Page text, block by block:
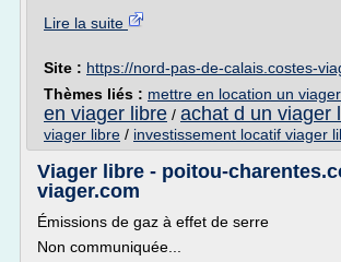
Lire la suite
Site : https://nord-pas-de-calais.costes-
Thèmes liés : mettre en location un
en viager libre / achat d un viager
viager libre / investissement locatif viager
Viager libre - poitou-
viager.com
Émissions de gaz à effet de serre
Non communiquée...